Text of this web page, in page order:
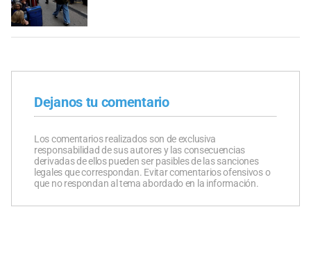
Dejanos tu comentario
Los comentarios realizados son de exclusiva
responsabilidad de sus autores y las consecuencias
derivadas de ellos pueden ser pasibles de las sanciones
legales que correspondan. Evitar comentarios ofensivos o
que no respondan al tema abordado en la información.